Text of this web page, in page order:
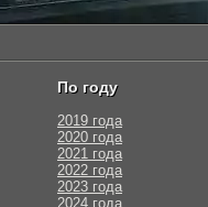
По году
2019 года
2020 года
2021 года
2022 года
2023 года
2024 года